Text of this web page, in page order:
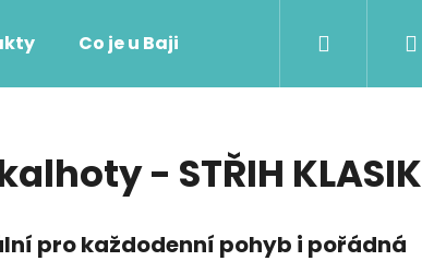
Co je u Baji nového
- STŘIH KLASIK
pro každodenní pohyb i pořádná